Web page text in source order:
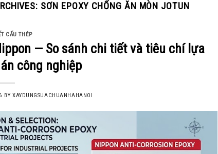
SƠN EPOXY CHỐNG ĂN MÒN JOTUN
CẤU THÉP
— So sánh chi tiết và tiêu chí lựa
công nghiệp
BY XAYDUNGSUACHUANHAHANOI